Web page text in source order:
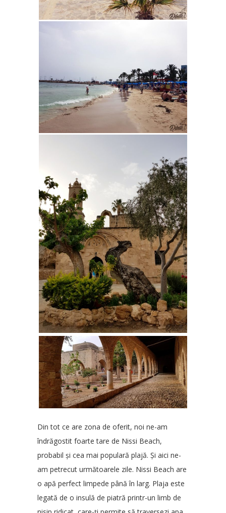
Din tot ce are zona de oferit, noi ne-am
îndrăgostit foarte tare de Nissi Beach,
probabil și cea mai populară plajă. Și aici ne-
am petrecut următoarele zile. Nissi Beach are
o apă perfect limpede până în larg. Plaja este
legată de o insulă de piatră printr-un limb de